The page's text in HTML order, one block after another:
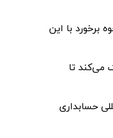
برخورد با این
می‌کند تا
حسابداری